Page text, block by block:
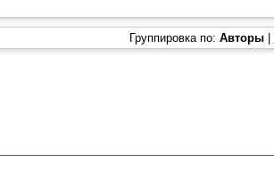
Группировка по: Авторы|